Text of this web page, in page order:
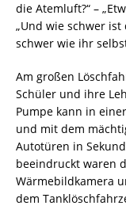
die Atemluft?“ –
„Und wie schwer ist
schwer wie ihr
Am großen
Schüler und ihre
Pumpe kann in
und mit dem
Autotüren in
beeindruckt waren
Wärmebildkamera
dem